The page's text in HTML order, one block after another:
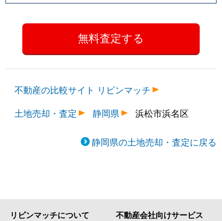
不動産の比較サイト リビンマッチ
土地売却・査定
静岡県 浜松市浜名区
静岡県の土地売却・査定に戻る
リビンマッチについて 不動産会社向けサービス